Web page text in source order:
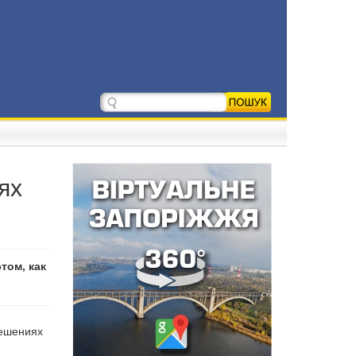
как